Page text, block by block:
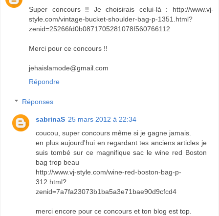
Super concours !! Je choisirais celui-là : http://www.vj-
style.com/vintage-bucket-shoulder-bag-p-1351.html?
zenid=25266fd0b0871705281078f560766112
Merci pour ce concours !!
jehaislamode@gmail.com
Répondre
Réponses
sabrinaS 25 mars 2012 à 22:34
coucou, super concours même si je gagne jamais.
en plus aujourd'hui en regardant tes anciens articles je
suis tombé sur ce magnifique sac le wine red Boston
bag trop beau
http://www.vj-style.com/wine-red-boston-bag-p-
312.html?
zenid=7a7fa23073b1ba5a3e71bae90d9cfcd4
merci encore pour ce concours et ton blog est top.